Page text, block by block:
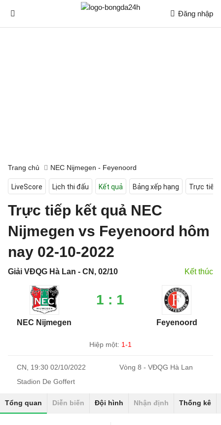
Đăng nhập
Trang chủ NEC Nijmegen - Feyenoord
LiveScore Lịch thi đấu Kết quả Bảng xếp hạng Trực tiếp
Trực tiếp kết quả NEC
Nijmegen vs Feyenoord hôm
nay 02-10-2022
Giải VĐQG Hà Lan - CN, 02/10 Kết thúc
NEC Nijmegen
1 : 1
Feyenoord
Hiệp một: 1-1
CN, 19:30 02/10/2022
Vòng 8 - VĐQG Hà Lan
Stadion De Goffert
Tổng quan Diễn biến Đội hình Nhận định Thống kê